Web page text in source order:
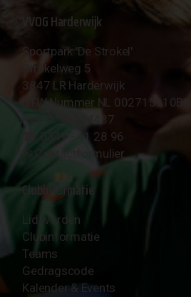
VVOG Harderwijk
Sportpark 'De Strokel'
Strokelweg 5
3847 LR Harderwijk
BTW Nummer NL 002715910B01
KvK Nr 40094437
☎︎ 0341 - 41 28 96
✉︎ Contactformulier
Clubinformatie
Lid worden
Clubinformatie
Teams
Gedragscode
Kalender & Events